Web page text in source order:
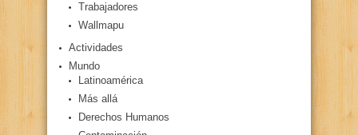
Trabajadores
Wallmapu
Actividades
Mundo
Latinoamérica
Más allá
Derechos Humanos